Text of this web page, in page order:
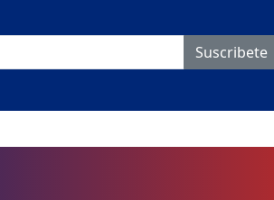
Suscribete